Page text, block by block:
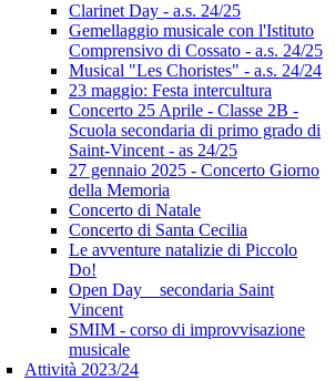
Clarinet Day - a.s. 24/25
Gemellaggio musicale con l'Istituto
Comprensivo di Cossato - a.s. 24/25
Musical "Les Choristes" - a.s. 24/24
23 maggio: Festa intercultura
Concerto 25 Aprile - Classe 2B -
Scuola secondaria di primo grado di
Saint-Vincent - as 24/25
27 gennaio 2025 - Concerto Giorno
della Memoria
Concerto di Natale
Concerto di Santa Cecilia
Le avventure natalizie di Piccolo
Do!
Open Day _ secondaria Saint
Vincent
SMIM - corso di improvvisazione
musicale
Attività 2023/24